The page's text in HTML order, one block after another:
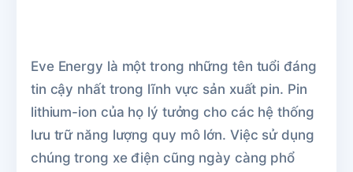
Eve Energy là một trong những tên tuổi đáng
tin cậy nhất trong lĩnh vực sản xuất pin. Pin
lithium-ion của họ lý tưởng cho các hệ thống
lưu trữ năng lượng quy mô lớn. Việc sử dụng
chúng trong xe điện cũng ngày càng phổ